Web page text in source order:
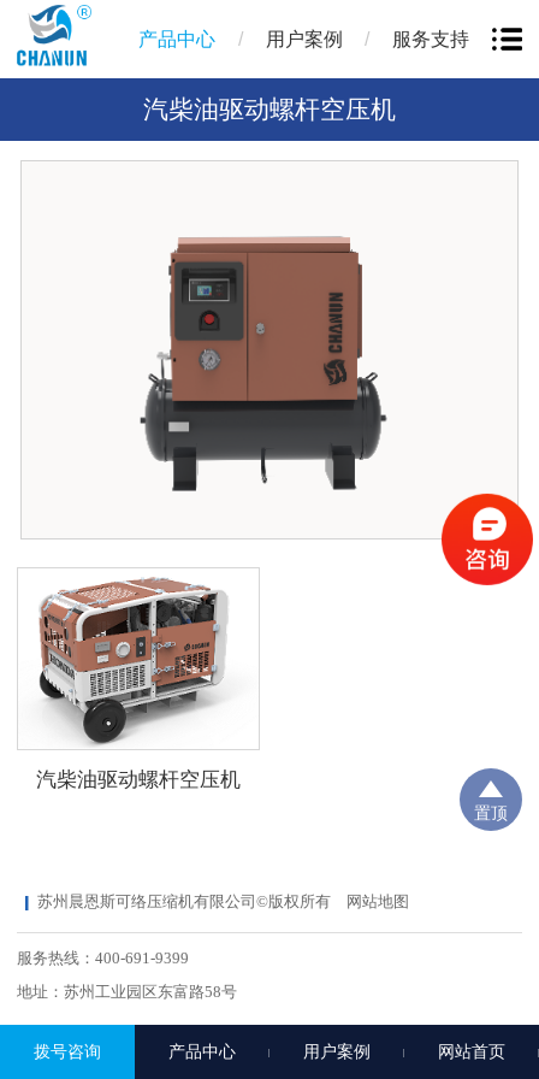
产品中心 / 用户案例 / 服务支持
汽柴油驱动螺杆空压机
汽柴油驱动螺杆空压机
置顶
苏州晨恩斯可络压缩机有限公司©版权所有 网站地图
服务热线：400-691-9399
地址：苏州工业园区东富路58号
拨号咨询 产品中心 用户案例 网站首页